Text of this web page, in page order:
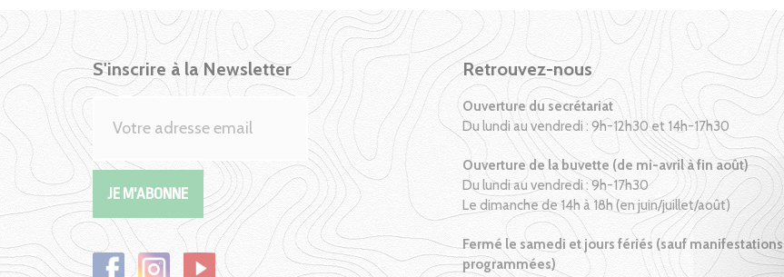
S'inscrire à la Newsletter Retrouvez-nous
Ouverture du secrétariat
Du lundi au vendredi : 9h-12h30 et 14h-17h30
Ouverture de la buvette (de mi-avril à fin août)
Du lundi au vendredi : 9h-17h30
Le dimanche de 14h à 18h (en juin/juillet/août)
Fermé le samedi et jours fériés (sauf manifestations
programmées)